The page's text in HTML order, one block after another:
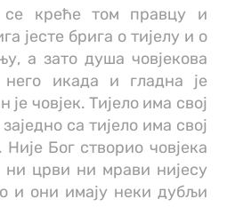
се креће том правцу и
јесте брига о тијелу и о
а зато душа човјекова
икада и гладна је
човјек. Тијело има свој
са тијело има свој
Бог створио човјека
црви ни мрави нијесу
и они имају неки дубљи